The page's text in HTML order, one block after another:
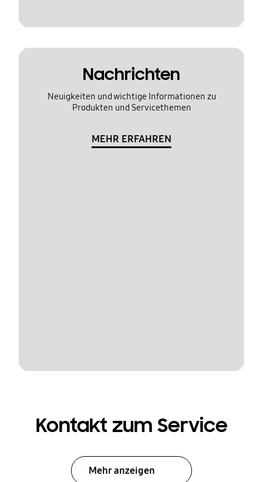
Nachrichten
Neuigkeiten und wichtige Informationen zu
Produkten und Servicethemen
MEHR ERFAHREN
Kontakt zum Service
Mehr anzeigen